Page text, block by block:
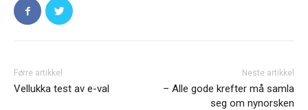
Førre artikkel
Vellukka test av e-val
Neste artikkel
– Alle gode krefter må samla
seg om nynorsken